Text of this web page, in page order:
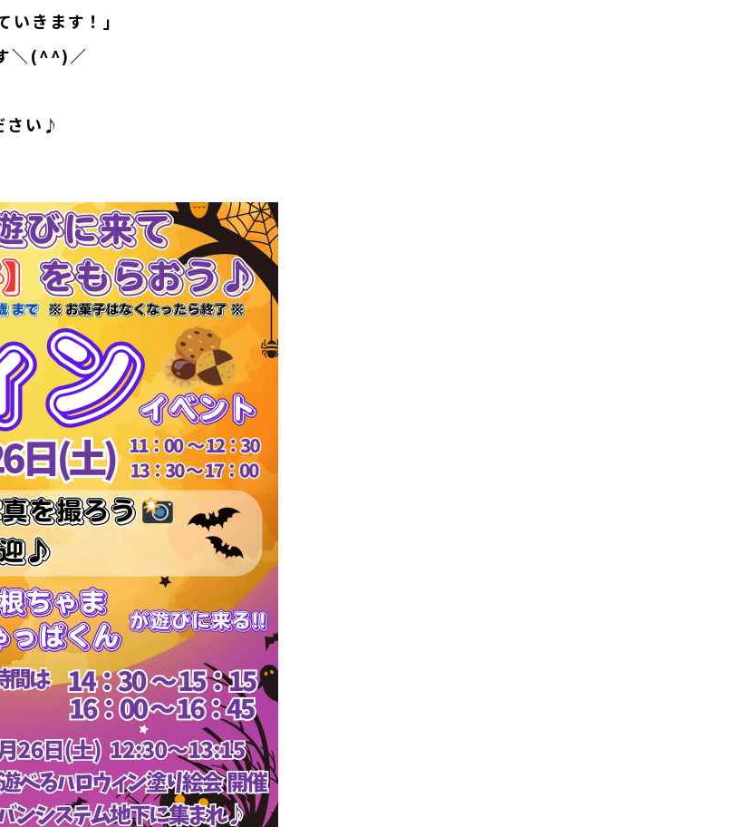
いきます！」
＼(^^)／
い♪